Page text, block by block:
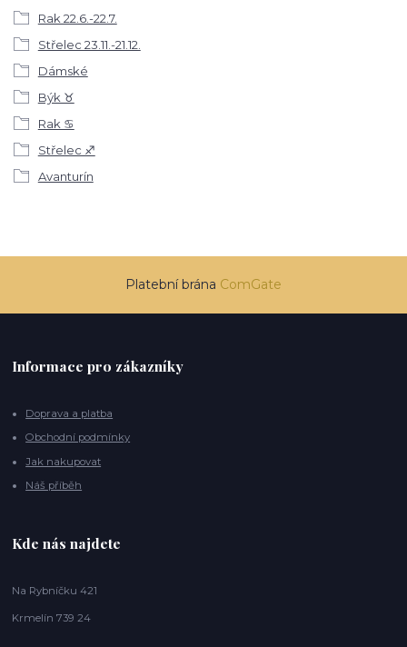
Rak 22.6.-22.7.
Střelec 23.11.-21.12.
Dámské
Býk ♉
Rak ♋
Střelec ♐
Avanturín
Platební brána ComGate
Informace pro zákazníky
Doprava a platba
Obchodní podmínky
Jak nakupovat
Náš příběh
Kde nás najdete
Na Rybníčku 421
Krmelín 739 24